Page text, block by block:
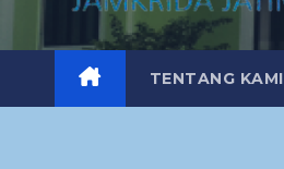
TENTANG KAMI